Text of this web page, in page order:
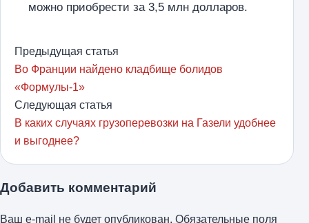
можно приобрести за 3,5 млн долларов.
Предыдущая статья
Во Франции найдено кладбище болидов
«Формулы-1»
Следующая статья
В каких случаях грузоперевозки на Газели удобнее
и выгоднее?
Добавить комментарий
Ваш e-mail не будет опубликован. Обязательные поля